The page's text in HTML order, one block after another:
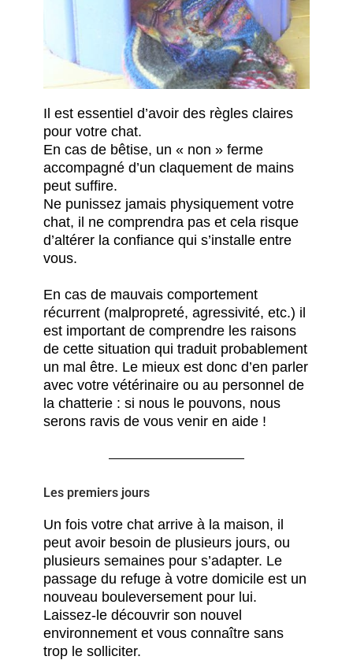
Il est essentiel d’avoir des règles claires
pour votre chat.
En cas de bêtise, un « non » ferme
accompagné d’un claquement de mains
peut suffire.
Ne punissez jamais physiquement votre
chat, il ne comprendra pas et cela risque
d’altérer la confiance qui s’installe entre
vous.
En cas de mauvais comportement
récurrent (malpropreté, agressivité, etc.) il
est important de comprendre les raisons
de cette situation qui traduit probablement
un mal être. Le mieux est donc d’en parler
avec votre vétérinaire ou au personnel de
la chatterie : si nous le pouvons, nous
serons ravis de vous venir en aide !
Les premiers jours
Un fois votre chat arrive à la maison, il
peut avoir besoin de plusieurs jours, ou
plusieurs semaines pour s’adapter. Le
passage du refuge à votre domicile est un
nouveau bouleversement pour lui.
Laissez-le découvrir son nouvel
environnement et vous connaître sans
trop le solliciter.